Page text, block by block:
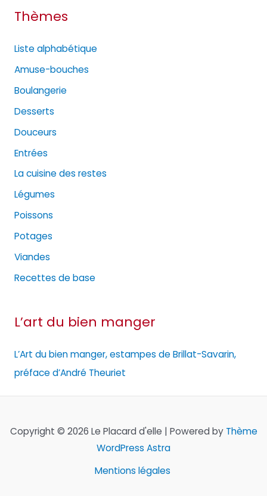
Thèmes
Liste alphabétique
Amuse-bouches
Boulangerie
Desserts
Douceurs
Entrées
La cuisine des restes
Légumes
Poissons
Potages
Viandes
Recettes de base
L’art du bien manger
L’Art du bien manger, estampes de Brillat-Savarin,
préface d’André Theuriet
Copyright © 2026 Le Placard d'elle | Powered by Thème
WordPress Astra
Mentions légales